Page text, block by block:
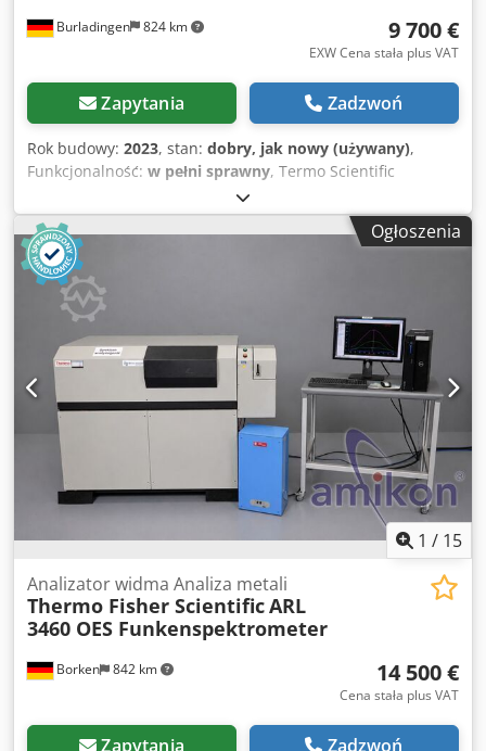
Burladingen 824 km 9 700 €
EXW Cena stała plus VAT
Zapytania Zadzwoń
Rok budowy: 2023, stan: dobry, jak nowy (używany),
Funkcjonalność: w pełni sprawny, Termo Scientific
stanowisko bezpieczeństwa MaxiSafe 2030i. Klasa II.
Wersja z 3 filtrami. Segmentowany blat roboczy ze stali
nierdzewnej. 4x gniazda 230V. Oświetlenie wewnętrzne.
Lampa UV lewa/prawa. Przepust kablowy: 8 cm (średnica).
Wnętrze: stal nierdzewna. Klapka frontowa: uchylna +
zmotoryzowana. Skrzynka filtracyjna. Wymiary zewnętrzne
WxSxG: 223x190x88 cm. Wymiary wewnętrzne WxSxG:
77x180x60 cm. Wysokość robocza: 76 cm. Wyświetlacz z
panelem dotykowym. Dwedpfxswurkqs Af Hea
Podłokietniki. Nie używany. Cena netto zakupu: 19.401,61
€. Data zakupu: 04/2024.
Ogłoszenia
1 / 15
Borken 842 km
Analizator widma Analiza metali
Thermo Fisher ScientificARL
3460 OES Funkenspektrometer
14 500 €
Cena stała plus VAT
Zapytania Zadzwoń